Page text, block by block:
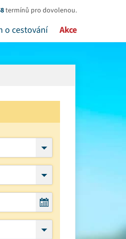
termínů pro dovolenou.
o cestování Akce